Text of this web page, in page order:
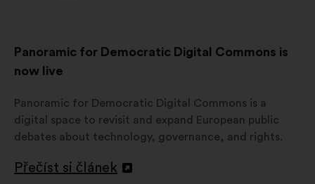
Panoramic for Democratic Digital Commons is
now live
Panoramic for Democratic Digital Commons is a
digital space to revisit and expand European public
debates about technology, governance, and rights.
Přečíst si článek
Otevřít